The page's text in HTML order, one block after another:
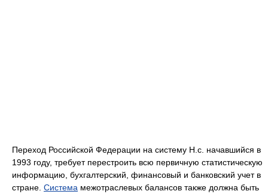
Переход Российской Федерации на систему Н.с. начавшийся в
1993 году, требует перестроить всю первичную статистическую
информацию, бухгалтерский, финансовый и банковский учет в
стране. Система межотраслевых балансов также должна быть